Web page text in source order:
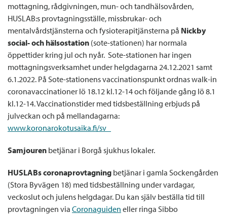
mottagning, rådgivningen, mun- och tandhälsovården,
HUSLAB:s provtagningsställe, missbrukar- och
mentalvårdstjänsterna och fysioterapitjänsterna på Nickby
social- och hälsostation (sote-stationen) har normala
öppettider kring jul och nyår. Sote-stationen har ingen
mottagningsverksamhet under helgdagarna 24.12.2021 samt
6.1.2022. På Sote-stationens vaccinationspunkt ordnas walk-in
coronavaccinationer lö 18.12 kl.12-14 och följande gång lö 8.1
kl.12-14. Vaccinationstider med tidsbeställning erbjuds på
julveckan och på mellandagarna:
www.koronarokotusaika.fi/sv
Samjouren betjänar i Borgå sjukhus lokaler.
HUSLABs coronaprovtagning betjänar i gamla Sockengården
(Stora Byvägen 18) med tidsbeställning under vardagar,
veckoslut och julens helgdagar. Du kan själv beställa tid till
provtagningen viaCoronaguiden eller ringa Sibbo